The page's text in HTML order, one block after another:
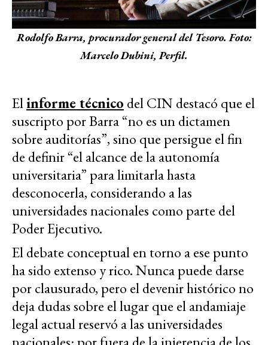
Rodolfo Barra, procurador general del Tesoro. Foto:
Marcelo Dubini, Perfil.
Elinforme técnico del CIN destacó que el
suscripto por Barra “no es un dictamen
sobre auditorías”, sino que persigue el fin
de definir “el alcance de la autonomía
universitaria” para limitarla hasta
desconocerla, considerando a las
universidades nacionales como parte del
Poder Ejecutivo.
El debate conceptual en torno a ese punto
ha sido extenso y rico. Nunca puede darse
por clausurado, pero el devenir histórico no
deja dudas sobre el lugar que el andamiaje
legal actual reservó a las universidades